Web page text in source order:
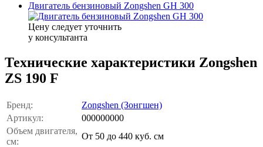
Двигатель бензиновый Zongshen GH 300
Цену следует уточнить
у консультанта
Технические характеристики Zongshen
ZS 190 F
Бренд:
Zongshen (Зонгшен)
Артикул:
000000000
Объем двигателя,
см:
От 50 до 440 куб. см